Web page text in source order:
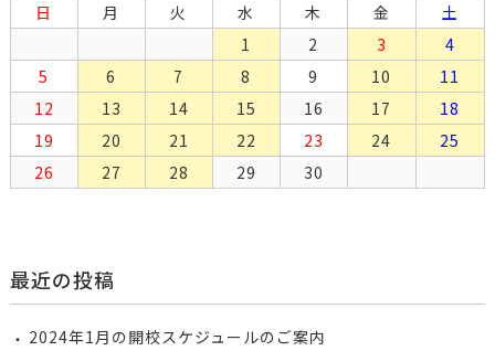
日
月 火 水 木 金
土
1
2 3
4
5
6 7 8 9 10
11
12
13 14 15 16 17
18
19
20 21 22 23 24
25
26
27 28 29 30
最近の投稿
2024年1月の開校スケジュールのご案内